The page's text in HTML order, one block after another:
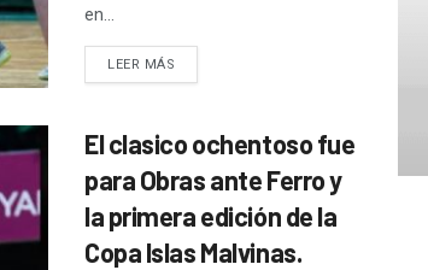
en...
LEER MÁS
El clasico ochentoso fue
para Obras ante Ferro y
la primera edición de la
Copa Islas Malvinas.